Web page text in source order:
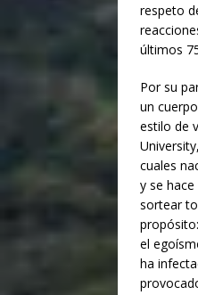
respeto
últimos
Por su
un
estilo de
cuales
y se
sortear
el
ha